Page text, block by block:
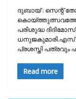
ദുബായ് : സെന്റ്
പരിശുദ്ധ
ധനുജകുമാരി.എസ്
പ്രശസ്തി
Read more